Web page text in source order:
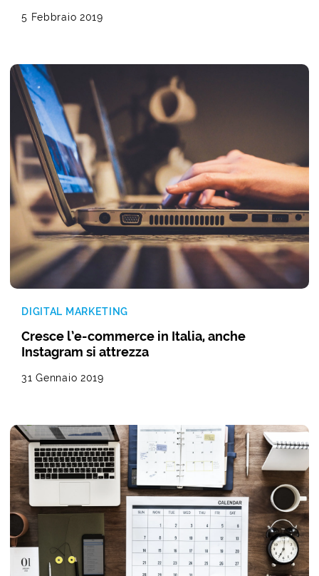
5 Febbraio 2019
DIGITAL MARKETING
Cresce l’e-commerce in Italia, anche
Instagram si attrezza
31 Gennaio 2019